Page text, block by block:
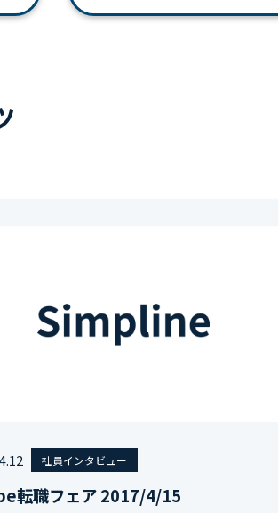
社員インタビュー
転職フェア 2017/4/15